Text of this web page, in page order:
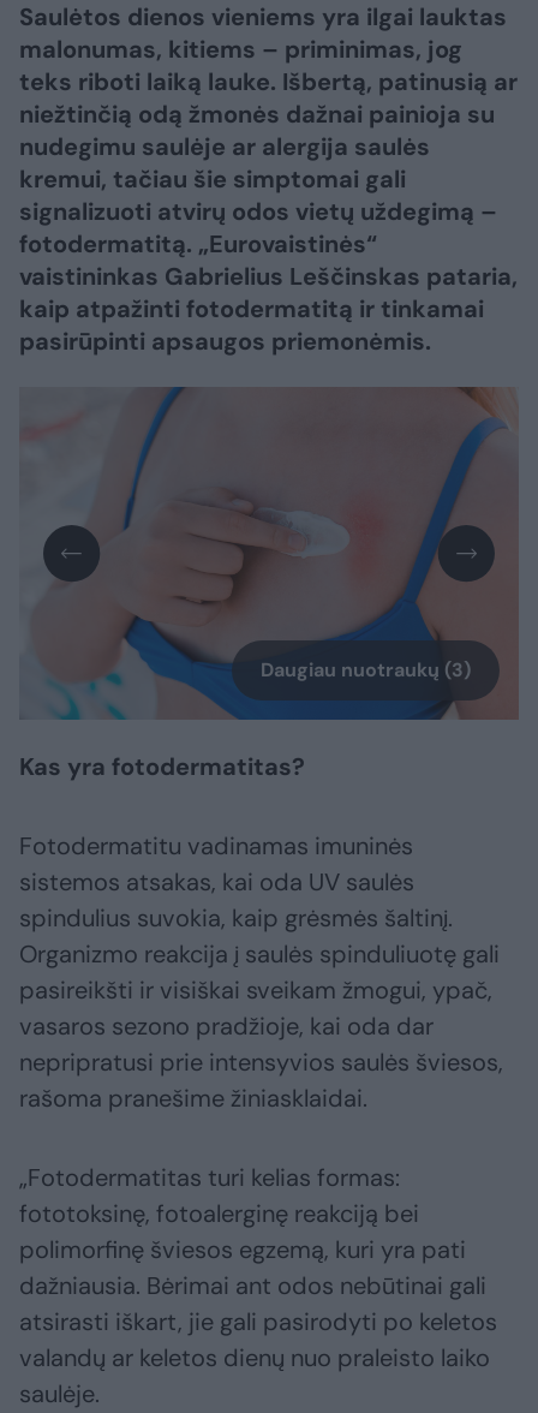
Saulėtos dienos vieniems yra ilgai lauktas
malonumas, kitiems – priminimas, jog
teks riboti laiką lauke. Išbertą, patinusią ar
niežtinčią odą žmonės dažnai painioja su
nudegimu saulėje ar alergija saulės
kremui, tačiau šie simptomai gali
signalizuoti atvirų odos vietų uždegimą –
fotodermatitą. „Eurovaistinės“
vaistininkas Gabrielius Leščinskas pataria,
kaip atpažinti fotodermatitą ir tinkamai
pasirūpinti apsaugos priemonėmis.
Daugiau nuotraukų (3)
Kas yra fotodermatitas?
Fotodermatitu vadinamas imuninės
sistemos atsakas, kai oda UV saulės
spindulius suvokia, kaip grėsmės šaltinį.
Organizmo reakcija į saulės spinduliuotę gali
pasireikšti ir visiškai sveikam žmogui, ypač,
vasaros sezono pradžioje, kai oda dar
nepripratusi prie intensyvios saulės šviesos,
rašoma pranešime žiniasklaidai.
„Fotodermatitas turi kelias formas:
fototoksinę, fotoalerginę reakciją bei
polimorfinę šviesos egzemą, kuri yra pati
dažniausia. Bėrimai ant odos nebūtinai gali
atsirasti iškart, jie gali pasirodyti po keletos
valandų ar keletos dienų nuo praleisto laiko
saulėje.